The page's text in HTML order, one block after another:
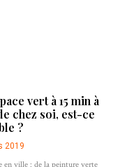
vert à 15 min à
chez soi, est-ce
?
2019
en ville : de la peinture verte